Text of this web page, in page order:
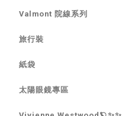
Valmont 院線系列
旅行裝
紙袋
太陽眼鏡專區